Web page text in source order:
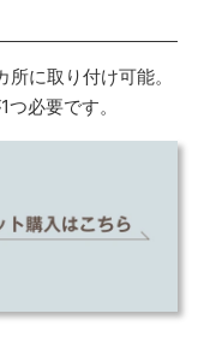
に取り付け可能。
必要です。